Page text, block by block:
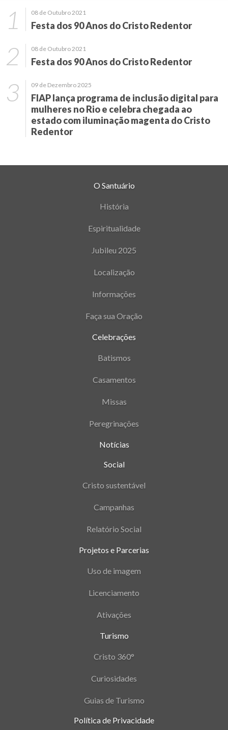
08 de Outubro 2021
Festa dos 90 Anos do Cristo Redentor
08 de Outubro 2021
Festa dos 90 Anos do Cristo Redentor
09 de Dezembro 2025
FIAP lança programa de inclusão digital para
mulheres no Rio e celebra chegada ao
estado com iluminação magenta do Cristo
Redentor
O Santuário
História
Espiritualidade
Jubileu 2025
Localização
Informações
Faça sua Oração
Celebrações
Batismos
Casamentos
Missas
Peregrinações
Notícias
Social
Cristo sustentável
Campanhas
Relatório Social
Projetos e Parcerias
Uso de imagem
Licenciamento
Ativações
Turismo
Cristo 360°
Curiosidades
Guias de Turismo
Política de Privacidade